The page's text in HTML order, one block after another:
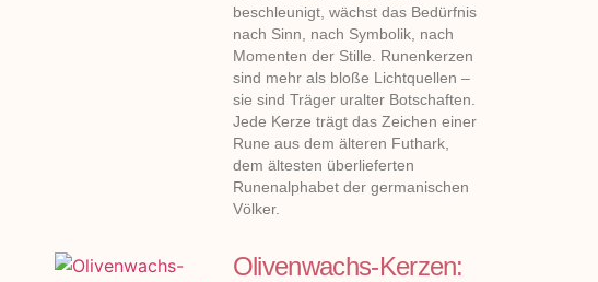
beschleunigt, wächst das Bedürfnis
nach Sinn, nach Symbolik, nach
Momenten der Stille. Runenkerzen
sind mehr als bloße Lichtquellen –
sie sind Träger uralter Botschaften.
Jede Kerze trägt das Zeichen einer
Rune aus dem älteren Futhark,
dem ältesten überlieferten
Runenalphabet der germanischen
Völker.
Olivenwachs-Kerzen: